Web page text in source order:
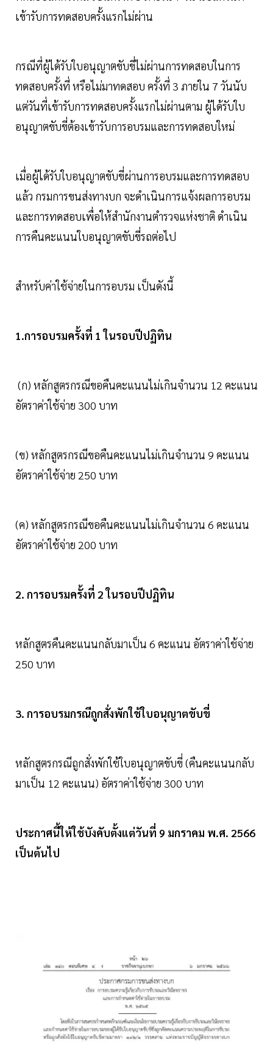
เข้ารับการทดสอบครั้งแรกไม่ผ่าน
กรณีที่ผู้ได้รับใบอนุญาตขับขี่ไม่ผ่านการทดสอบในการ
ทดสอบครั้งที่ หรือไม่มาทดสอบ ครั้งที่ 3 ภายใน 7 วันนับ
แต่วันที่เข้ารับการทดสอบครั้งแรกไม่ผ่านตาม ผู้ได้รับใบ
อนุญาตขับขี่ต้องเข้ารับการอบรมและการทดสอบใหม่
เมื่อผู้ได้รับใบอนุญาตขับขี่ผ่านการอบรมและการทดสอบ
แล้ว กรมการขนส่งทางบก จะดําเนินการแจ้งผลการอบรม
และการทดสอบเพื่อให้สํานักงานตํารวจแห่งชาติ ดําเนิน
การคืนคะแนนใบอนุญาตขับขี่รถต่อไป
สำหรับค่าใช้จ่ายในการอบรม เป็นดังนี้
1.การอบรมครั้งที่ 1 ในรอบปีปฏิทิน
(ก) หลักสูตรกรณีขอคืนคะแนนไม่เกินจํานวน 12 คะแนน
อัตราค่าใช้จ่าย 300 บาท
(ข) หลักสูตรกรณีขอคืนคะแนนไม่เกินจํานวน 9 คะแนน
อัตราค่าใช้จ่าย 250 บาท
(ค) หลักสูตรกรณีขอคืนคะแนนไม่เกินจํานวน 6 คะแนน
อัตราค่าใช้จ่าย 200 บาท
2. การอบรมครั้งที่ 2 ในรอบปีปฏิทิน
หลักสูตรคืนคะแนนกลับมาเป็น 6 คะแนน อัตราค่าใช้จ่าย
250 บาท
3. การอบรมกรณีถูกสั่งพักใช้ใบอนุญาตขับขี่
หลักสูตรกรณีถูกสั่งพักใช้ใบอนุญาตขับขี่ (คืนคะแนนกลับ
มาเป็น 12 คะแนน) อัตราค่าใช้จ่าย 300 บาท
ประกาศนี้ให้ใช้บังคับตั้งแต่วันที่ 9 มกราคม พ.ศ. 2566
เป็นต้นไป